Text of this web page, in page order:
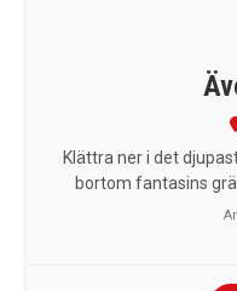
Klättra ner i det
bortom fantasins